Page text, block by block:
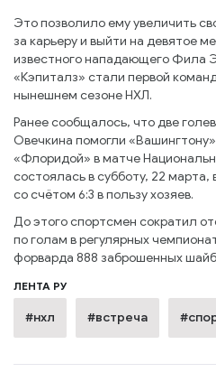
Это позволило ему увеличить
за карьеру и выйти на девятое
известного нападающего Фила
«Кэпиталз» стали первой
нынешнем сезоне НХЛ.
Ранее сообщалось, что две
Овечкина помогли
«Флоридой» в матче
состоялась в субботу, 22
со счётом 6:3 в пользу хозяев.
До этого спортсмен сократил
по голам в регулярных
форварда 888 заброшенных
ЛЕНТА РУ
#нхл #встреча